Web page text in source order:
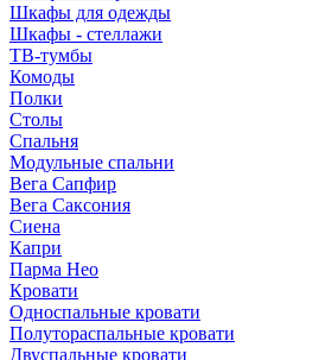
Шкафы для одежды
Шкафы - стеллажи
ТВ-тумбы
Комоды
Полки
Столы
Спальня
Модульные спальни
Вега Сапфир
Вега Саксония
Сиена
Капри
Парма Нео
Кровати
Односпальные кровати
Полутораспальные кровати
Двуспальные кровати